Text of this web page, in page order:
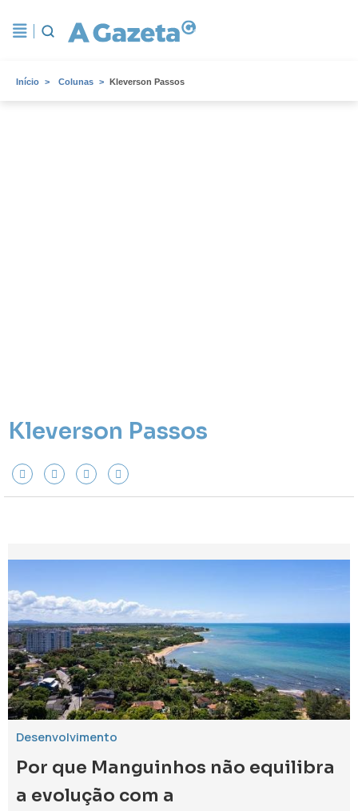
Início Colunas Kleverson Passos
Kleverson Passos
Desenvolvimento
Por que Manguinhos não equilibra
a evolução com a